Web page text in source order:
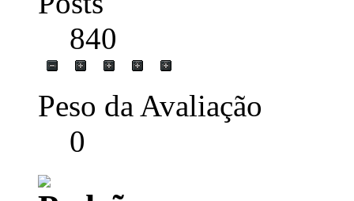
840
Peso da Avaliação
0